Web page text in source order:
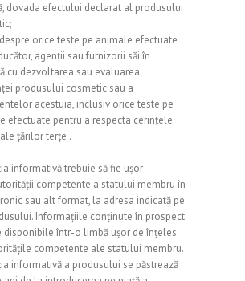
dovada efectului declarat al produsului
orice teste pe animale efectuate
agenții sau furnizorii săi în
cu dezvoltarea sau evaluarea
produsului cosmetic sau a
acestuia, inclusiv orice teste pe
efectuate pentru a respecta cerințele
țărilor terțe .
informativă trebuie să fie ușor
competente a statului membru în
sau alt format, la adresa indicată pe
Informațiile conținute în prospect
disponibile într-o limbă ușor de înțeles
competente ale statului membru.
informativă a produsului se păstrează